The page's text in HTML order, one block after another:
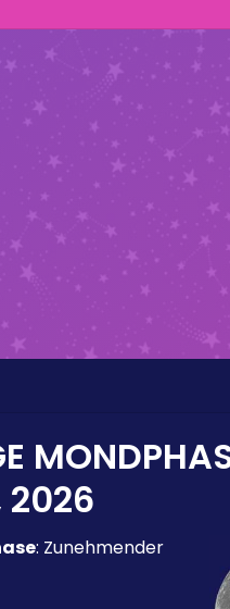
2026
: Zunehmender